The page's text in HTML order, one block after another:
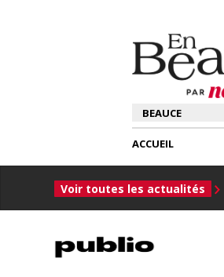
ACCUEIL
Voir toutes les actualités